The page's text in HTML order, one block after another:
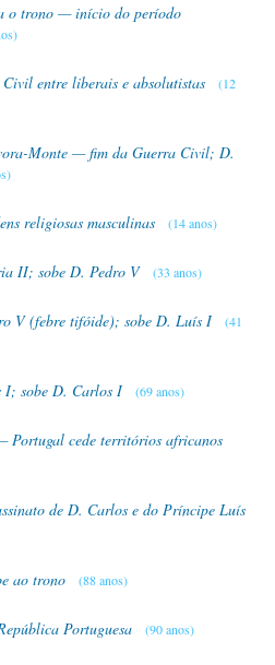
o trono — início do período
entre liberais e absolutistas
(12
Monte — fim da Guerra Civil; D.
religiosas masculinas (14 anos)
II; sobe D. Pedro V (33 anos)
V (febre tifóide); sobe D. Luís I
(41
I; sobe D. Carlos I (69 anos)
Portugal cede territórios africanos
de D. Carlos e do Príncipe Luís
ao trono (88 anos)
Portuguesa (90 anos)